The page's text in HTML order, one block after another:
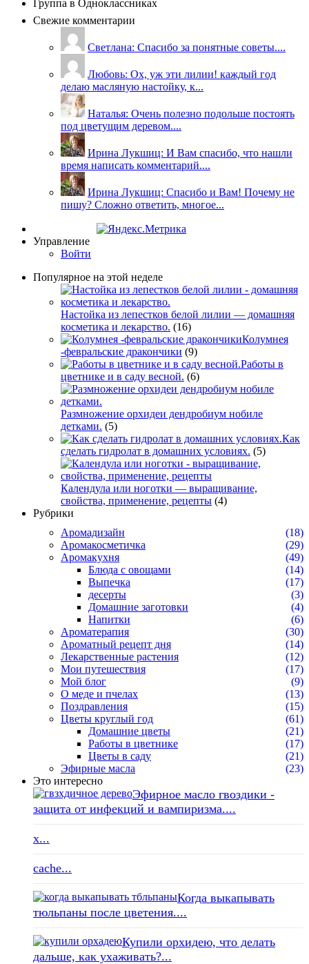
Группа в Одноклассниках
Свежие комментарии
Светлана: Спасибо за понятные советы....
Любовь: Ох, уж эти лилии! каждый год
делаю масляную настойку, к...
Наталья: Очень полезно подольше постоять
под цветущим деревом....
Ирина Лукшиц: И Вам спасибо, что нашли
время написать комментарий....
Ирина Лукшиц: Спасибо и Вам! Почему не
пишу? Сложно ответить, многое...
Управление
Войти
Популярное на этой неделе
Настойка из лепестков белой лилии — домашняя
косметика и лекарство. (16)
Колумнея
-февральские дракончики (9)
Работы в
цветнике и в саду весной. (6)
Размножение орхидеи дендробиум нобиле
детками. (5)
Как
сделать гидролат в домашних условиях. (5)
Календула или ноготки — выращивание,
свойства, применение, рецепты (4)
Рубрики
Аромадизайн
(18)
Аромакосметичка
(29)
Аромакухня
(49)
Блюда с овощами
(14)
Выпечка
(17)
десерты
(3)
Домашние заготовки
(4)
Напитки
(6)
Ароматерапия
(30)
Ароматный рецепт дня
(14)
Лекарственные растения
(12)
Мои путешествия
(17)
Мой блог
(9)
О меде и пчелах
(13)
Поздравления
(15)
Цветы круглый год
(61)
Домашние цветы
(21)
Работы в цветнике
(17)
Цветы в саду
(21)
Эфирные масла
(23)
Это интересно
Эфирное масло гвоздики -
защита от инфекций и вампиризма....
x...
cache...
Когда выкапывать
тюльпаны после цветения....
Купили орхидею, что делать
дальше, как ухаживать?...